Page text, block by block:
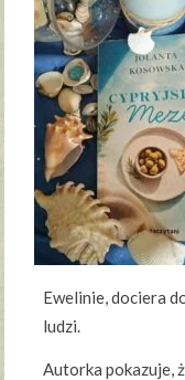
Ewelinie, dociera
ludzi.
Autorka pokazuje,